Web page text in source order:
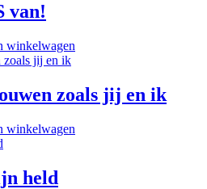
van!
winkelwagen
zoals jij en ik
winkelwagen
held